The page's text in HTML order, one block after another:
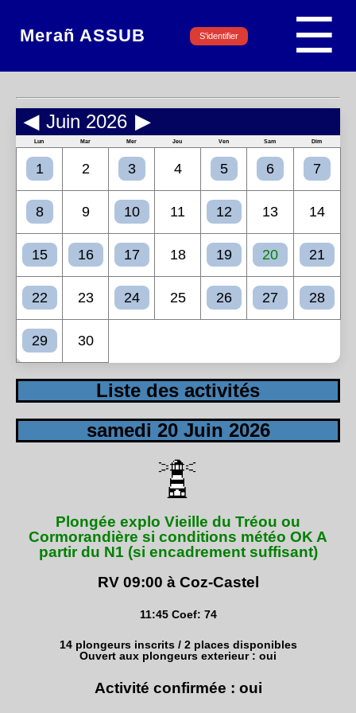
Merañ ASSUB S'identifier ☰
◀ Juin 2026 ▶
Lun Mar Mer Jeu Ven Sam Dim
1 2 3 4 5 6 7
8 9 10 11 12 13 14
15 16 17 18 19 20 21
22 23 24 25 26 27 28
29 30
Liste des activités
samedi 20 Juin 2026
Plongée explo Vieille du Tréou ou
Cormorandière si conditions météo OK A
partir du N1 (si encadrement suffisant)
RV 09:00 à Coz-Castel
11:45 Coef: 74
14 plongeurs inscrits / 2 places disponibles
Ouvert aux plongeurs exterieur : oui
Activité confirmée : oui